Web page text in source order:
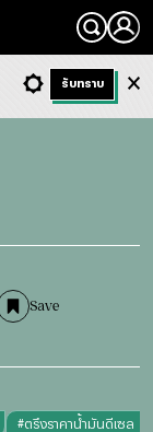
Search
Save
#ตรึงราคาน้ำมันดีเซล
Dark ฟังข่าว
รับทราบ